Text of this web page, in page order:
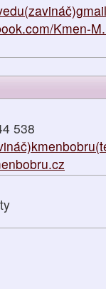
Kmen-
538